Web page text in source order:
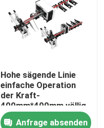
Hohe sägende Linie
einfache Operation
der Kraft-
400mm*400mm völlig
automatisch
Anfrage absenden